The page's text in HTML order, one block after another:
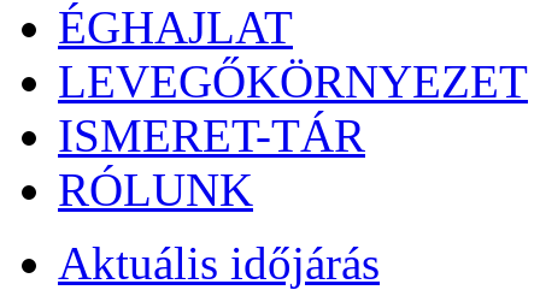
ÉGHAJLAT
LEVEGŐKÖRNYEZET
ISMERET-TÁR
RÓLUNK
Aktuális időjárás